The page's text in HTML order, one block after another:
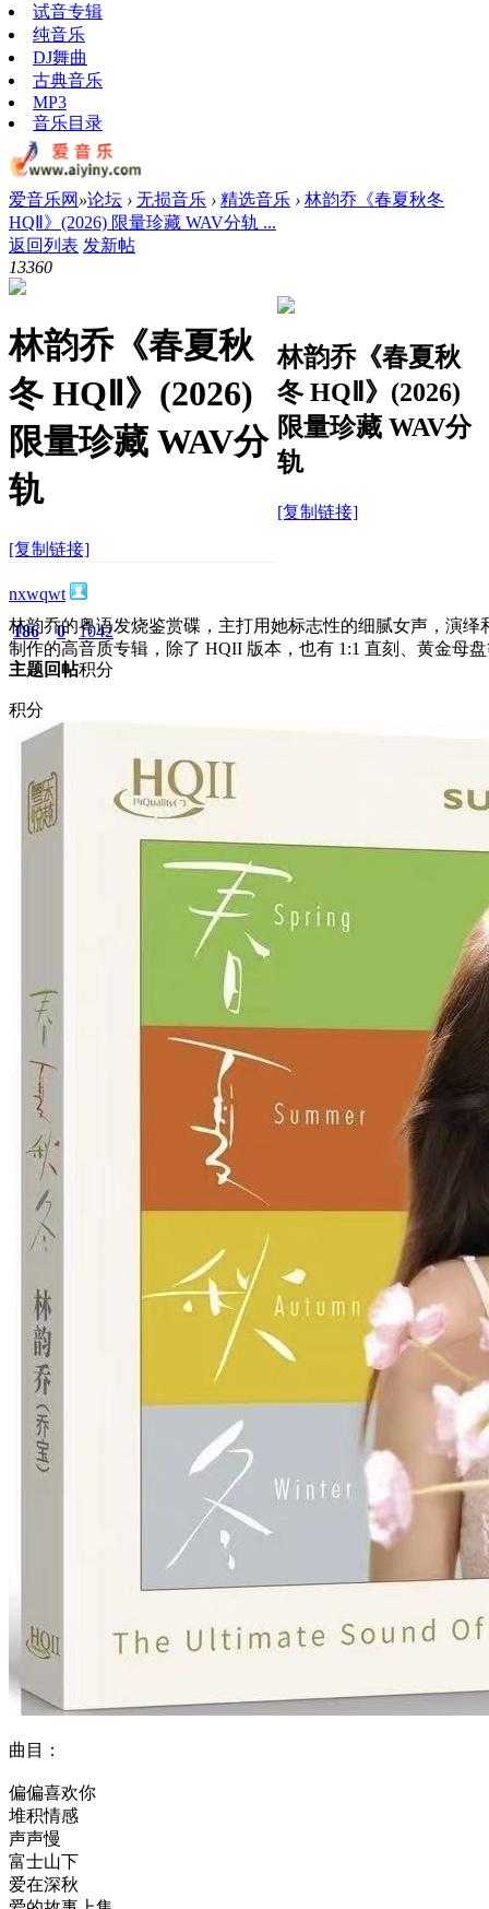
试音专辑
纯音乐
DJ舞曲
古典音乐
MP3
音乐目录
爱音乐网 »论坛 › 无损音乐 › 精选音乐 › 林韵乔《春夏秋冬
HQⅡ》(2026) 限量珍藏 WAV分轨 ...
返回列表 发新帖
13360
林韵乔《春夏秋
冬 HQⅡ》(2026)
限量珍藏 WAV分
轨
[复制链接]
林韵乔《春夏秋
冬 HQⅡ》(2026)
限量珍藏 WAV分
轨
[复制链接]
nxwqwt
186
主题
0
回帖
1042
积分
积分
1042
2026-5-24 13:18:23 / 显示全部楼层
13360
林韵乔的粤语发烧鉴赏碟，主打用她标志性的细腻女声，演
制作的高音质专辑，除了 HQII 版本，也有 1:1 直刻、黄金母
曲目：
偏偏喜欢你
堆积情感
声声慢
富士山下
爱在深秋